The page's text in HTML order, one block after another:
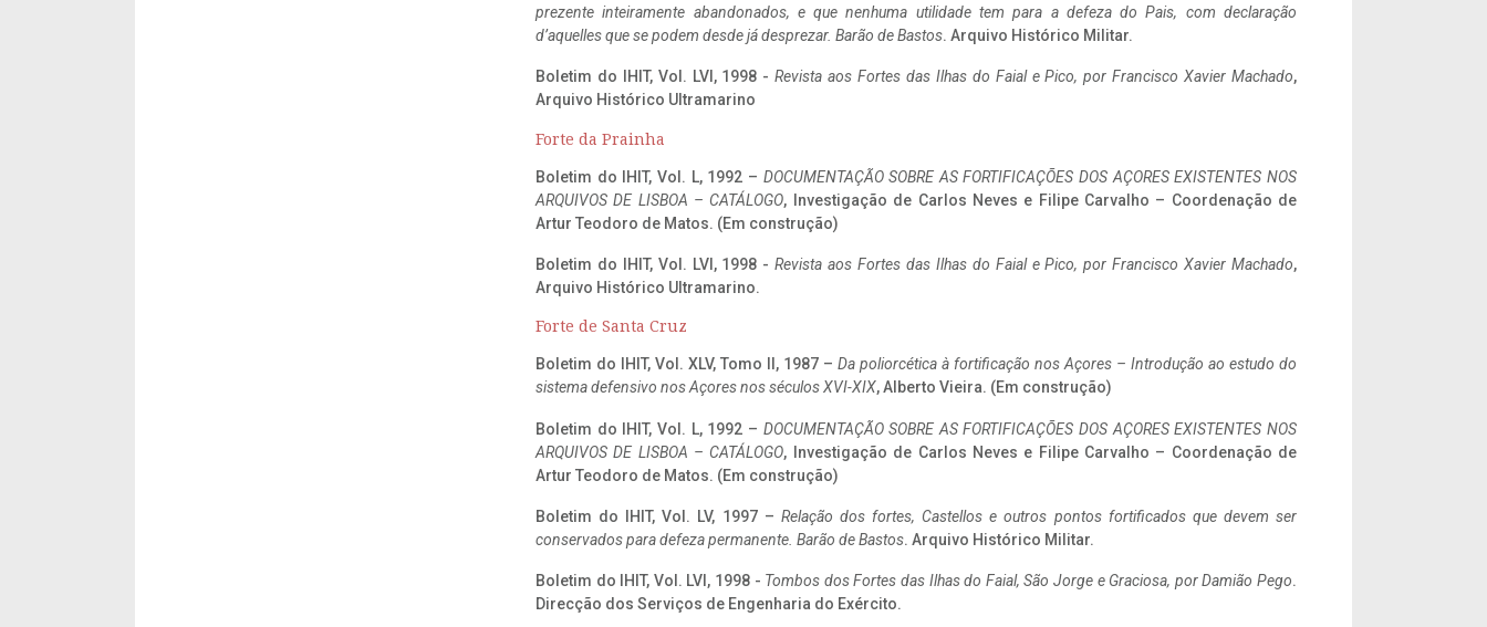
prezente inteiramente abandonados, e que nenhuma utilidade tem para a defeza do Pais, com declaração
d’aquelles que se podem desde já desprezar. Barão de Bastos. Arquivo Histórico Militar.
Boletim do IHIT, Vol. LVI, 1998 -Revista aos Fortes das Ilhas do Faial e Pico, por Francisco Xavier Machado,
Arquivo Histórico Ultramarino
Forte da Prainha
Boletim do IHIT, Vol. L, 1992 – DOCUMENTAÇÃO SOBRE AS FORTIFICAÇÕES DOS AÇORES EXISTENTES NOS
ARQUIVOS DE LISBOA – CATÁLOGO, Investigação de Carlos Neves e Filipe Carvalho – Coordenação de
Artur Teodoro de Matos. (Em construção)
Boletim do IHIT, Vol. LVI, 1998 -Revista aos Fortes das Ilhas do Faial e Pico, por Francisco Xavier Machado,
Arquivo Histórico Ultramarino.
Forte de Santa Cruz
Boletim do IHIT, Vol. XLV, Tomo II, 1987 – Da poliorcética à fortificação nos Açores – Introdução ao estudo do
sistema defensivo nos Açores nos séculos XVI-XIX, Alberto Vieira. (Em construção)
Boletim do IHIT, Vol. L, 1992 – DOCUMENTAÇÃO SOBRE AS FORTIFICAÇÕES DOS AÇORES EXISTENTES NOS
ARQUIVOS DE LISBOA – CATÁLOGO, Investigação de Carlos Neves e Filipe Carvalho – Coordenação de
Artur Teodoro de Matos. (Em construção)
Boletim do IHIT, Vol. LV, 1997 – Relação dos fortes, Castellos e outros pontos fortificados que devem ser
conservados para defeza permanente. Barão de Bastos. Arquivo Histórico Militar.
Boletim do IHIT, Vol. LVI, 1998 - Tombos dos Fortes das Ilhas do Faial, São Jorge e Graciosa, por Damião Pego.
Direcção dos Serviços de Engenharia do Exército.